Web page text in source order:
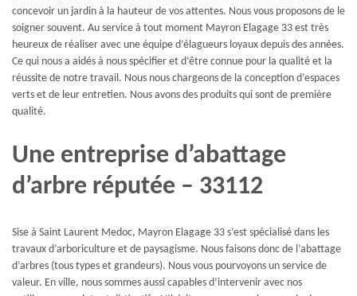
concevoir un jardin à la hauteur de vos attentes. Nous vous proposons de le
soigner souvent. Au service à tout moment Mayron Elagage 33 est très
heureux de réaliser avec une équipe d’élagueurs loyaux depuis des années.
Ce qui nous a aidés à nous spécifier et d’être connue pour la qualité et la
réussite de notre travail. Nous nous chargeons de la conception d’espaces
verts et de leur entretien. Nous avons des produits qui sont de première
qualité.
Une entreprise d’abattage
d’arbre réputée – 33112
Sise à Saint Laurent Medoc, Mayron Elagage 33 s’est spécialisé dans les
travaux d’arboriculture et de paysagisme. Nous faisons donc de l’abattage
d’arbres (tous types et grandeurs). Nous vous pourvoyons un service de
valeur. En ville, nous sommes aussi capables d’intervenir avec nos